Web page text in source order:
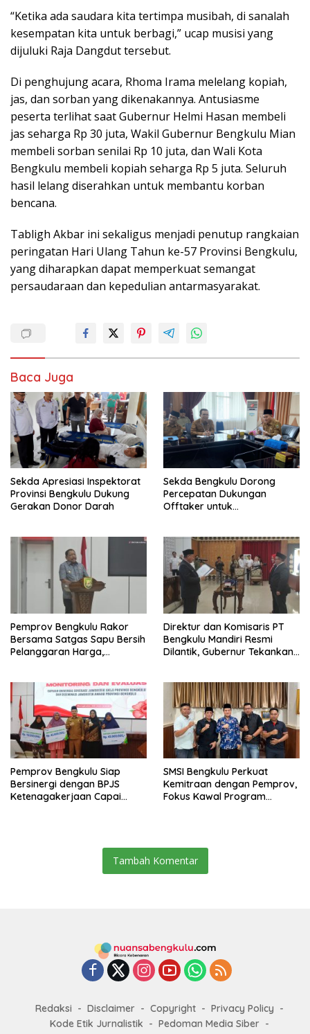
“Ketika ada saudara kita tertimpa musibah, di sanalah
kesempatan kita untuk berbagi,” ucap musisi yang
dijuluki Raja Dangdut tersebut.
Di penghujung acara, Rhoma Irama melelang kopiah,
jas, dan sorban yang dikenakannya. Antusiasme
peserta terlihat saat Gubernur Helmi Hasan membeli
jas seharga Rp 30 juta, Wakil Gubernur Bengkulu Mian
membeli sorban senilai Rp 10 juta, dan Wali Kota
Bengkulu membeli kopiah seharga Rp 5 juta. Seluruh
hasil lelang diserahkan untuk membantu korban
bencana.
Tabligh Akbar ini sekaligus menjadi penutup rangkaian
peringatan Hari Ulang Tahun ke-57 Provinsi Bengkulu,
yang diharapkan dapat memperkuat semangat
persaudaraan dan kepedulian antarmasyarakat.
Baca Juga
Sekda Apresiasi Inspektorat
Provinsi Bengkulu Dukung
Gerakan Donor Darah
Sekda Bengkulu Dorong
Percepatan Dukungan
Offtaker untuk
Pemprov Bengkulu Rakor
Bersama Satgas Sapu Bersih
Pelanggaran Harga,
Masih Jadi Sorotan
Direktur dan Komisaris PT
Bengkulu Mandiri Resmi
Dilantik, Gubernur Tekankan
Pemprov Bengkulu Siap
Bersinergi dengan BPJS
Ketenagakerjaan Capai
SMSI Bengkulu Perkuat
Kemitraan dengan Pemprov,
Fokus Kawal Program
Tambah Komentar
Redaksi Disclaimer Copyright
Privacy Policy
Kode Etik Jurnalistik
Pedoman Media Siber